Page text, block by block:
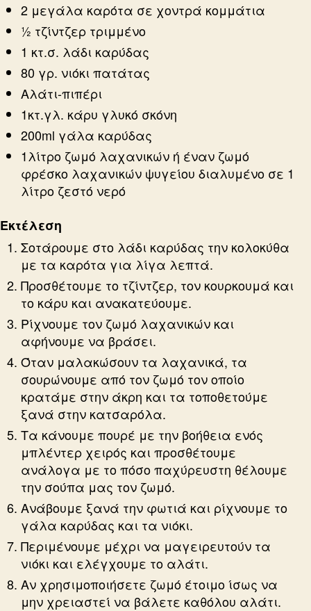
2 μεγάλα καρότα σε χοντρά κομμάτια
½ τζίντζερ τριμμένο
1 κτ.σ. λάδι καρύδας
80 γρ. νιόκι πατάτας
Αλάτι-πιπέρι
1κτ.γλ. κάρυ γλυκό σκόνη
200ml γάλα καρύδας
1λίτρο ζωμό λαχανικών ή έναν ζωμό
φρέσκο λαχανικών ψυγείου διαλυμένο σε 1
λίτρο ζεστό νερό
Εκτέλεση
Σοτάρουμε στο λάδι καρύδας την κολοκύθα
με τα καρότα για λίγα λεπτά.
Προσθέτουμε το τζίντζερ, τον κουρκουμά και
το κάρυ και ανακατεύουμε.
Ρίχνουμε τον ζωμό λαχανικών και
αφήνουμε να βράσει.
Όταν μαλακώσουν τα λαχανικά, τα
σουρώνουμε από τον ζωμό τον οποίο
κρατάμε στην άκρη και τα τοποθετούμε
ξανά στην κατσαρόλα.
Τα κάνουμε πουρέ με την βοήθεια ενός
μπλέντερ χειρός και προσθέτουμε
ανάλογα με το πόσο παχύρευστη θέλουμε
την σούπα μας τον ζωμό.
Ανάβουμε ξανά την φωτιά και ρίχνουμε το
γάλα καρύδας και τα νιόκι.
Περιμένουμε μέχρι να μαγειρευτούν τα
νιόκι και ελέγχουμε το αλάτι.
Αν χρησιμοποιήσετε ζωμό έτοιμο ίσως να
μην χρειαστεί να βάλετε καθόλου αλάτι.